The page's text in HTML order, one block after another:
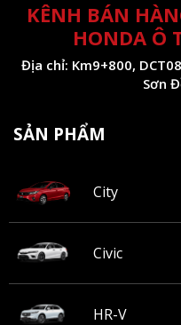
KÊNH BÁN
HONDA Ô
Địa chỉ: Km9+800,
Sơn
SẢN PHẨM
City
Civic
HR-V